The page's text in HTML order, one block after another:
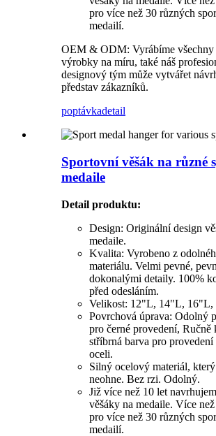
pro více než 30 různých
medailí.
OEM & ODM: Vyrábíme
výrobky na míru, také náš
designový tým může vytvářet
představ zákazníků.
poptávkadetail
Sportovní věšák na různé
medaile
Detail produktu:
Design: Originální design
medaile.
Kvalita: Vyrobeno z
materiálu. Velmi pevné,
dokonalými detaily. 100%
před odesláním.
Velikost: 12"L, 14"L, 16"L,
Povrchová úprava: Odolný
pro černé provedení, Ručně
stříbrná barva pro provedení
oceli.
Silný ocelový materiál, který
neohne. Bez rzi. Odolný.
Již více než 10 let
věšáky na medaile. Více
pro více než 30 různých
medailí.